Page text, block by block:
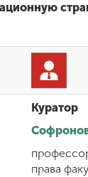
Куратор
права